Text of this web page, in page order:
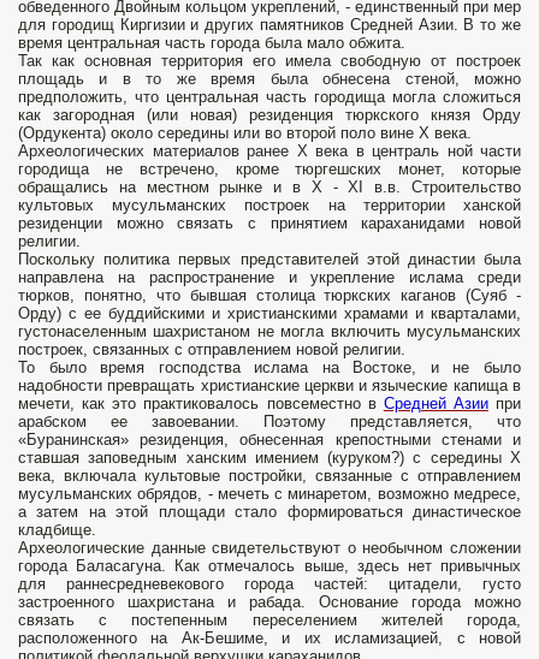
обведенного Двойным кольцом укреплений, - единственный при­ мер
для городищ Киргизии и других памятников Средней Азии. В то же
время центральная часть города была мало обжита.
Так как основная территория его имела свободную от построек
площадь и в то же время была обнесена стеной, можно
предположить, что центральная часть городища могла сложиться
как загородная (или новая) резиденция тюркского князя Орду
(Ордукента) около середины или во второй поло­ вине X века.
Археологических материалов ранее X века в централь­ ной части
городища не встречено, кроме тюргешских монет, которые
обращались на местном рынке и в X - XI в.в. Строительство
культовых мусульманских построек на территории ханской
резиденции можно связать с принятием караханидами новой
религии.
Поскольку политика первых представителей этой династии была
направлена на распространение и укрепление ислама среди
тюрков, понятно, что бывшая столица тюркских каганов (Суяб -
Орду) с ее буддий­скими и христианскими храмами и кварталами,
густонаселенным шахристаном не могла включить мусульманских
построек, связанных с отправлением новой религии.
То было время господства ислама на Востоке, и не было
надобности превращать христианские церкви и языческие капища в
мечети, как это практиковалось повсеместно в Средней Азиипри
арабском ее завоевании. Поэтому представляется, что
«Буранинская» резиденция, обнесенная крепостными стенами и
ставшая заповедным хан­ским имением (куруком?) с середины X
века, включала культовые постройки, связанные с отправлением
мусульманских об­рядов, - мечеть с минаретом, возможно медресе,
а затем на этой площади стало формироваться династическое
кладбище.
Археологические данные свидетельствуют о необычном сложении
города Баласагуна. Как отмечалось выше, здесь нет привычных
для раннесредневекового города частей: цитадели, густо
застроенного шахристана и рабада. Основание города можно
связать с постепенным переселением жителей города,
расположенного на Ак-Бешиме, и их исламизацией, с новой